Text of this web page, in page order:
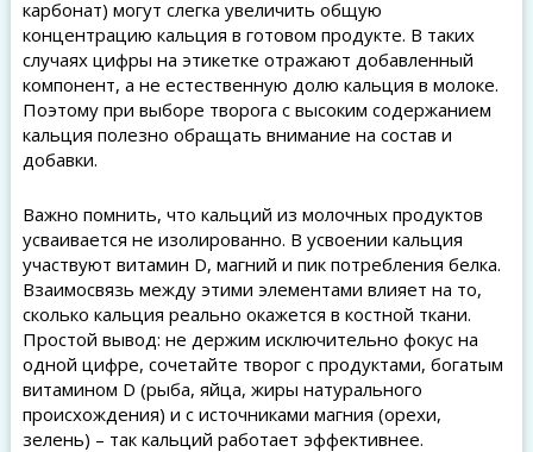
карбонат) могут слегка увеличить общую
концентрацию кальция в готовом продукте. В таких
случаях цифры на этикетке отражают добавленный
компонент, а не естественную долю кальция в молоке.
Поэтому при выборе творога с высоким содержанием
кальция полезно обращать внимание на состав и
добавки.
Важно помнить, что кальций из молочных продуктов
усваивается не изолированно. В усвоении кальция
участвуют витамин D, магний и пик потребления белка.
Взаимосвязь между этими элементами влияет на то,
сколько кальция реально окажется в костной ткани.
Простой вывод: не держим исключительно фокус на
одной цифре, сочетайте творог с продуктами, богатым
витамином D (рыба, яйца, жиры натурального
происхождения) и с источниками магния (орехи,
зелень) – так кальций работает эффективнее.